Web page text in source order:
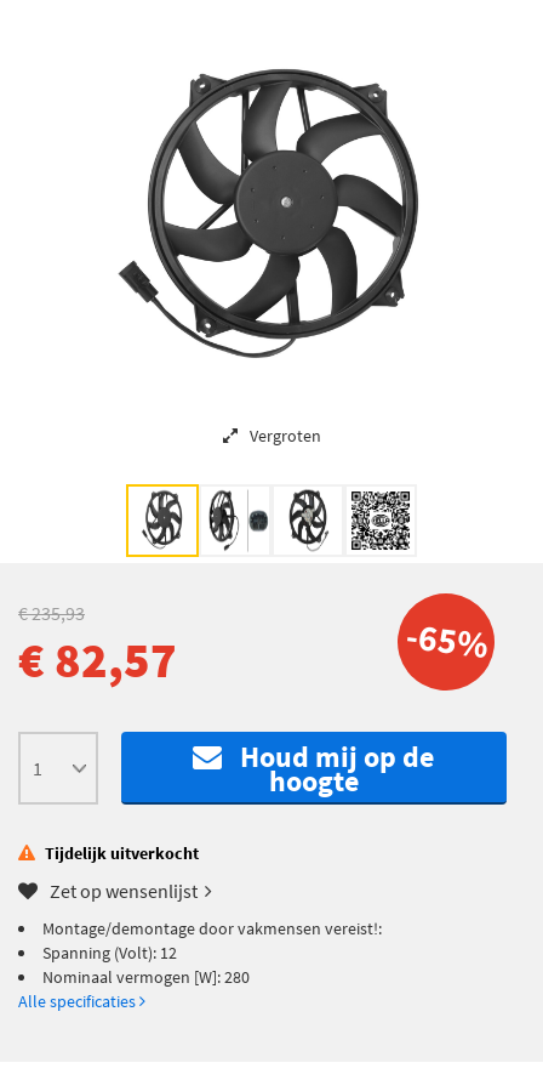
Vergroten
-65%
€ 235,93
€ 82,57
Houd mij op de
hoogte
Tijdelijk uitverkocht
Zet op wensenlijst
Montage/demontage door vakmensen vereist!:
Spanning (Volt): 12
Nominaal vermogen [W]: 280
Alle specificaties